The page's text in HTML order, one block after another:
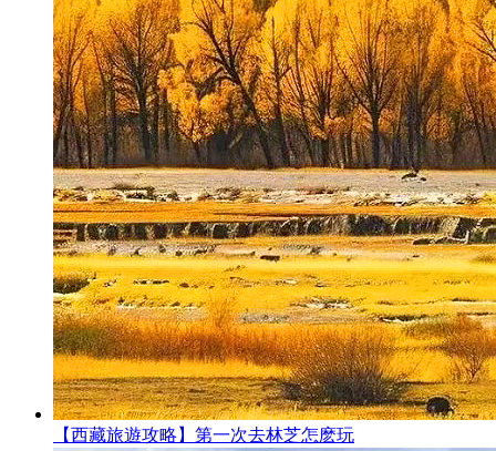
【西藏旅遊攻略】第一次去林芝怎麽玩